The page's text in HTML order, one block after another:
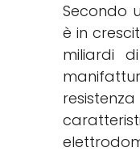
Secondo
è in
miliardi